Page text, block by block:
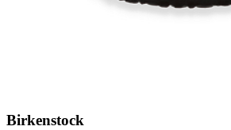
Birkenstock